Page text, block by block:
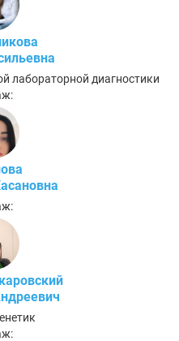
лабораторной диагностики